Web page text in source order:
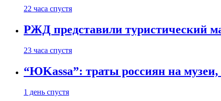
22 часа спустя
РЖД представили туристический
23 часа спустя
“ЮKassa”: траты россиян на
1 день спустя